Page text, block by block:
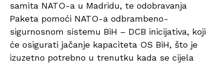
samita NATO-a u Madridu, te odobravanja
Paketa pomoći NATO-a odbrambeno-
sigurnosnom sistemu BiH – DCB inicijativa, koji
će osigurati jačanje kapaciteta OS BiH, što je
izuzetno potrebno u trenutku kada se cijela